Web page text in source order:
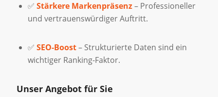
✅ Stärkere Markenpräsenz– Professioneller
und vertrauenswürdiger Auftritt.
✅ SEO-Boost– Strukturierte Daten sind ein
wichtiger Ranking-Faktor.
Unser Angebot für Sie